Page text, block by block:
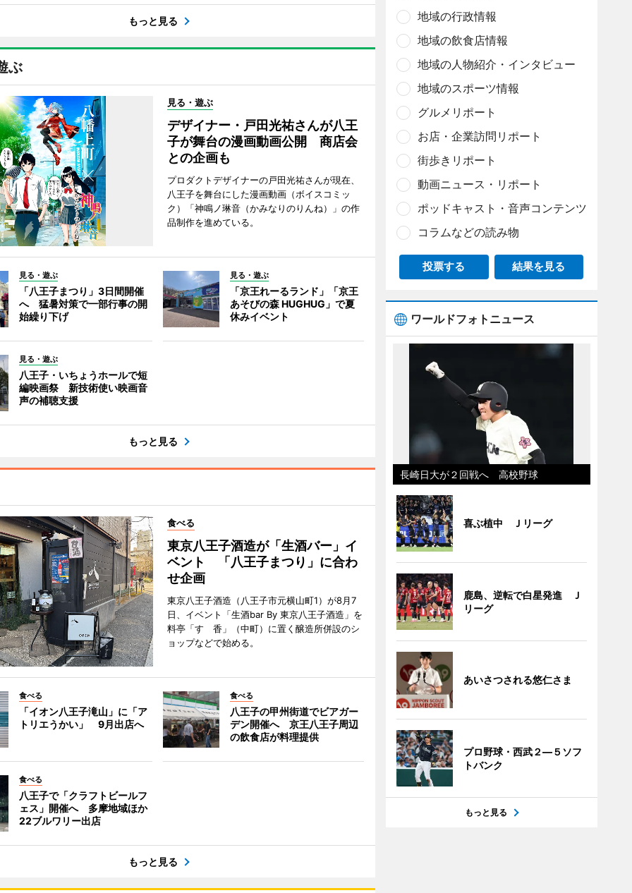
もっと見る
ぶ
見る・遊ぶ
デザイナー・戸田光祐さんが八王
子が舞台の漫画動画公開 商店会
との企画も
プロダクトデザイナーの戸田光祐さんが現在、
八王子を舞台にした漫画動画（ボイスコミッ
ク）「神鳴ノ琳音（かみなりのりんね）」の作
品制作を進めている。
見る・遊ぶ
「八王子まつり」3日間開催
へ 猛暑対策で一部行事の開
始繰り下げ
見る・遊ぶ
「京王れーるランド」「京王
あそびの森 HUGHUG」で夏
休みイベント
見る・遊ぶ
八王子・いちょうホールで短
編映画祭 新技術使い映画音
声の補聴支援
もっと見る
食べる
東京八王子酒造が「生酒バー」イ
ベント 「八王子まつり」に合わ
せ企画
東京八王子酒造（八王子市元横山町1）が8月7
日、イベント「生酒bar By 東京八王子酒造」を
料亭「すゞ香」（中町）に置く醸造所併設のシ
ョップなどで始める。
食べる
「イオン八王子滝山」に「ア
トリエうかい」 9月出店へ
食べる
八王子の甲州街道でビアガー
デン開催へ 京王八王子周辺
の飲食店が料理提供
食べる
八王子で「クラフトビールフ
ェス」開催へ 多摩地域ほか
22ブルワリー出店
もっと見る
地域の行政情報
地域の飲食店情報
地域の人物紹介・インタビュー
地域のスポーツ情報
グルメリポート
お店・企業訪問リポート
街歩きリポート
動画ニュース・リポート
ポッドキャスト・音声コンテンツ
コラムなどの読み物
投票する 結果を見る
ワールドフォトニュース
長崎日大が２回戦へ 高校野球
喜ぶ植中 Ｊリーグ
鹿島、逆転で白星発進 Ｊ
リーグ
あいさつされる悠仁さま
プロ野球・西武２―５ソフ
トバンク
もっと見る